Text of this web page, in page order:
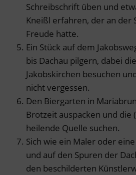
Schreibschrift üben und
Kneißl erfahren, der an der
Freude hatte.
Ein Stück auf dem
bis Dachau pilgern, dabei
Jakobskirchen besuchen
nicht vergessen.
Den Biergarten in
Brotzeit auspacken und die
heilende Quelle suchen.
Sich wie ein Maler oder
und auf den Spuren der
den beschilderten